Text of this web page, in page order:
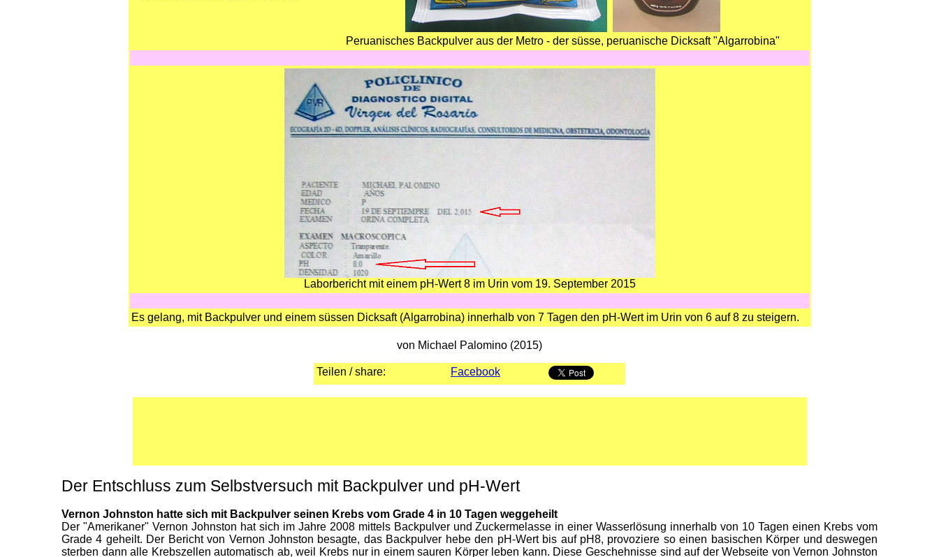
Peruanisches Backpulver aus der Metro - der süsse, peruanische Dicksaft "Algarrobina"
Laborbericht mit einem pH-Wert 8 im Urin vom 19. September 2015
Es gelang, mit Backpulver und einem süssen Dicksaft (Algarrobina) innerhalb von 7 Tagen den pH-Wert im Urin von 6 auf 8 zu steigern.
von Michael Palomino (2015)
Teilen / share: Facebook
Der Entschluss zum Selbstversuch mit Backpulver und pH-Wert
Vernon Johnston hatte sich mit Backpulver seinen Krebs vom Grade 4 in 10 Tagen weggeheilt
Der "Amerikaner" Vernon Johnston hat sich im Jahre 2008 mittels Backpulver und Zuckermelasse in einer Wasserlösung innerhalb von 10 Tagen einen Krebs vom
Grade 4 geheilt. Der Bericht von Vernon Johnston besagte, das Backpulver hebe den pH-Wert bis auf pH8, provoziere so einen basischen Körper und deswegen
sterben dann alle Krebszellen automatisch ab, weil Krebs nur in einem sauren Körper leben kann. Diese Geschehnisse sind auf der Webseite von Vernon Johnston